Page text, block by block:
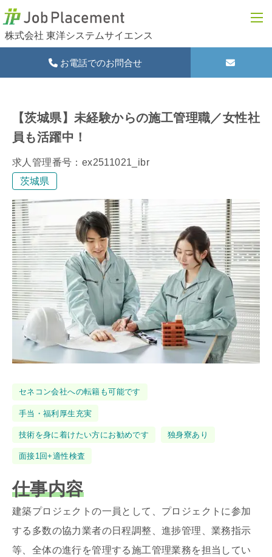
株式会社 東洋システムサイエンス
お電話でのお問合せ
【茨城県】未経験からの施工管理職／女性社
員も活躍中！
求人管理番号：ex2511021_ibr
茨城県
タ
グ
セネコン会社への転籍も可能です
手当・福利厚生充実
技術を身に着けたい方にお勧めです 独身寮あり
面接1回+適性検査
仕事内容
建築プロジェクトの一員として、プロジェクトに参加
する多数の協力業者の日程調整、進捗管理、業務指示
等、全体の進行を管理する施工管理業務を担当してい